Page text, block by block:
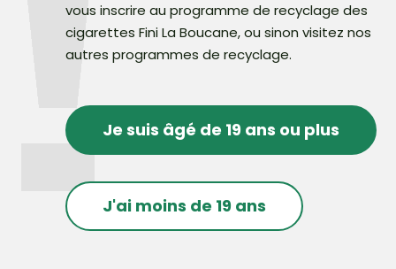
vous inscrire au programme de recyclage des
cigarettes Fini La Boucane, ou sinon visitez nos
autres programmes de recyclage.
Je suis âgé de 19 ans ou plus
J'ai moins de 19 ans